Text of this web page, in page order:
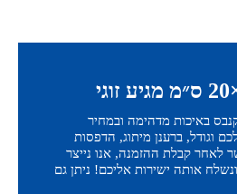
באיכות מדהימה ובמחיר
וגודל, ברענן מיתוג, הדפסות
לאחר קבלת ההזמנה, אנו נייצר
אותה ישירות אליכם! ניתן גם